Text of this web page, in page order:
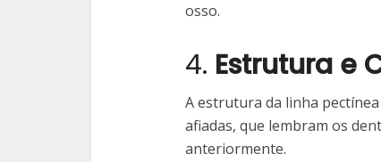
osso.
4. Estrutura e
A estrutura da linha
afiadas, que lembram os
anteriormente.